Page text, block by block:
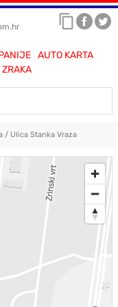
AUTO KARTA
ZRAKA
/ Ulica Stanka Vraza